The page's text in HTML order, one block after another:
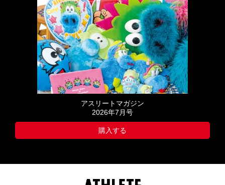
アスリートマガジン
2026年7月号
購入する